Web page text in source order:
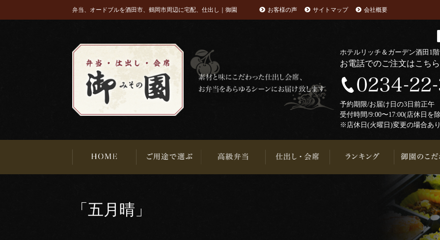
弁当、オードブルを酒田市、鶴岡市周辺に宅配、仕出し｜御園 お客様の声 サイトマップ 会社概要
ホテルリッチ＆ガーデン酒田1
お電話でのご注文はこち
予約期限/お届け日の3日前正
受付時間/9:00〜17:00(店休日を
※店休日(火曜日)変更の場合あ
「五月晴」